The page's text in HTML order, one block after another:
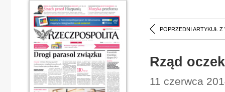
POPRZEDNI ARTYKUŁ Z
Rząd
11 czerwca